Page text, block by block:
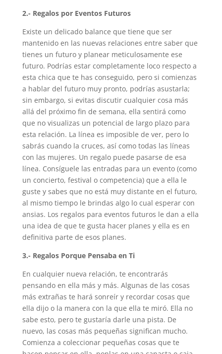
2.- Regalos por Eventos Futuros
Existe un delicado balance que tiene que ser
mantenido en las nuevas relaciones entre saber que
tienes un futuro y planear meticulosamente ese
futuro. Podrías estar completamente loco respecto a
esta chica que te has conseguido, pero si comienzas
a hablar del futuro muy pronto, podrías asustarla;
sin embargo, si evitas discutir cualquier cosa más
allá del próximo fin de semana, ella sentirá como
que no visualizas un potencial de largo plazo para
esta relación. La línea es imposible de ver, pero lo
sabrás cuando la cruces, así como todas las líneas
con las mujeres. Un regalo puede pasarse de esa
línea. Consíguele las entradas para un evento (como
un concierto, festival o competencia) que a ella le
guste y sabes que no está muy distante en el futuro,
al mismo tiempo le brindas algo lo cual esperar con
ansias. Los regalos para eventos futuros le dan a ella
una idea de que te gusta hacer planes y ella es en
definitiva parte de esos planes.
3.- Regalos Porque Pensaba en Ti
En cualquier nueva relación, te encontrarás
pensando en ella más y más. Algunas de las cosas
más extrañas te hará sonreír y recordar cosas que
ella dijo o la manera con la que ella te miró. Ella no
sabe esto, pero te gustaría darle una pista. De
nuevo, las cosas más pequeñas significan mucho.
Comienza a coleccionar pequeñas cosas que te